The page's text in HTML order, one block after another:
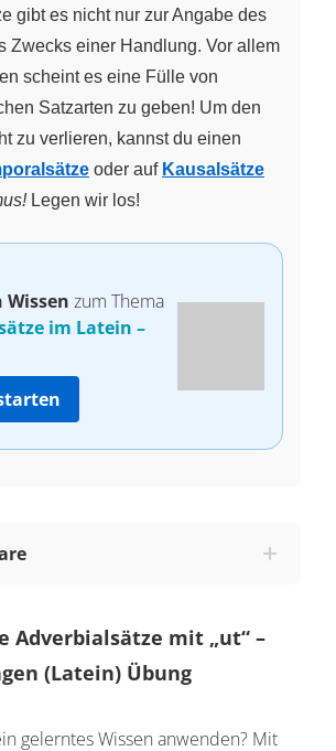
gibt es nicht nur zur Angabe des
Zwecks einer Handlung. Vor allem
scheint es eine Fülle von
Satzarten zu geben! Um den
zu verlieren, kannst du einen
oder auf Kausalsätze
Legen wir los!
Wissen zum Thema
im Latein –
Adverbialsätze mit „ut“ –
(Latein) Übung
gelerntes Wissen anwenden? Mit